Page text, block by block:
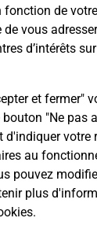
de
de vous
d’intérêts
et fermer"
"Ne pas
d'indiquer votre
au
pouvez
plus
.
un colis
boîte